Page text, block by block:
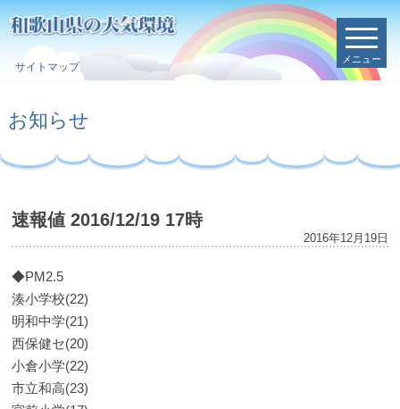
サイトマップ
メニュー
お知らせ
速報値 2016/12/19 17時
2016年12月19日
◆PM2.5
湊小学校(22)
明和中学(21)
西保健セ(20)
小倉小学(22)
市立和高(23)